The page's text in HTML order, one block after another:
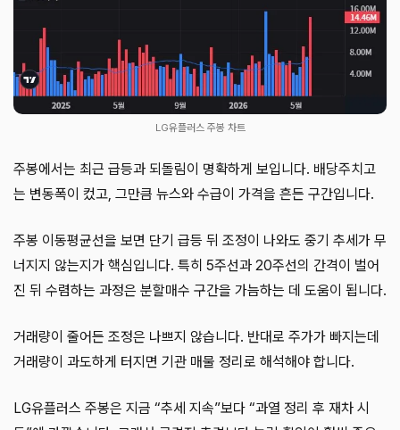
LG유플러스 주봉 차트
주봉에서는 최근 급등과 되돌림이 명확하게 보입니다. 배당주치고
는 변동폭이 컸고, 그만큼 뉴스와 수급이 가격을 흔든 구간입니다.
주봉 이동평균선을 보면 단기 급등 뒤 조정이 나와도 중기 추세가 무
너지지 않는지가 핵심입니다. 특히 5주선과 20주선의 간격이 벌어
진 뒤 수렴하는 과정은 분할매수 구간을 가늠하는 데 도움이 됩니다.
거래량이 줄어든 조정은 나쁘지 않습니다. 반대로 주가가 빠지는데
거래량이 과도하게 터지면 기관 매물 정리로 해석해야 합니다.
LG유플러스 주봉은 지금 “추세 지속”보다 “과열 정리 후 재차 시